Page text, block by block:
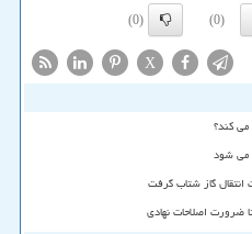
(0)
(0)
X
کند؟
می شود
اصلاحات نهادی